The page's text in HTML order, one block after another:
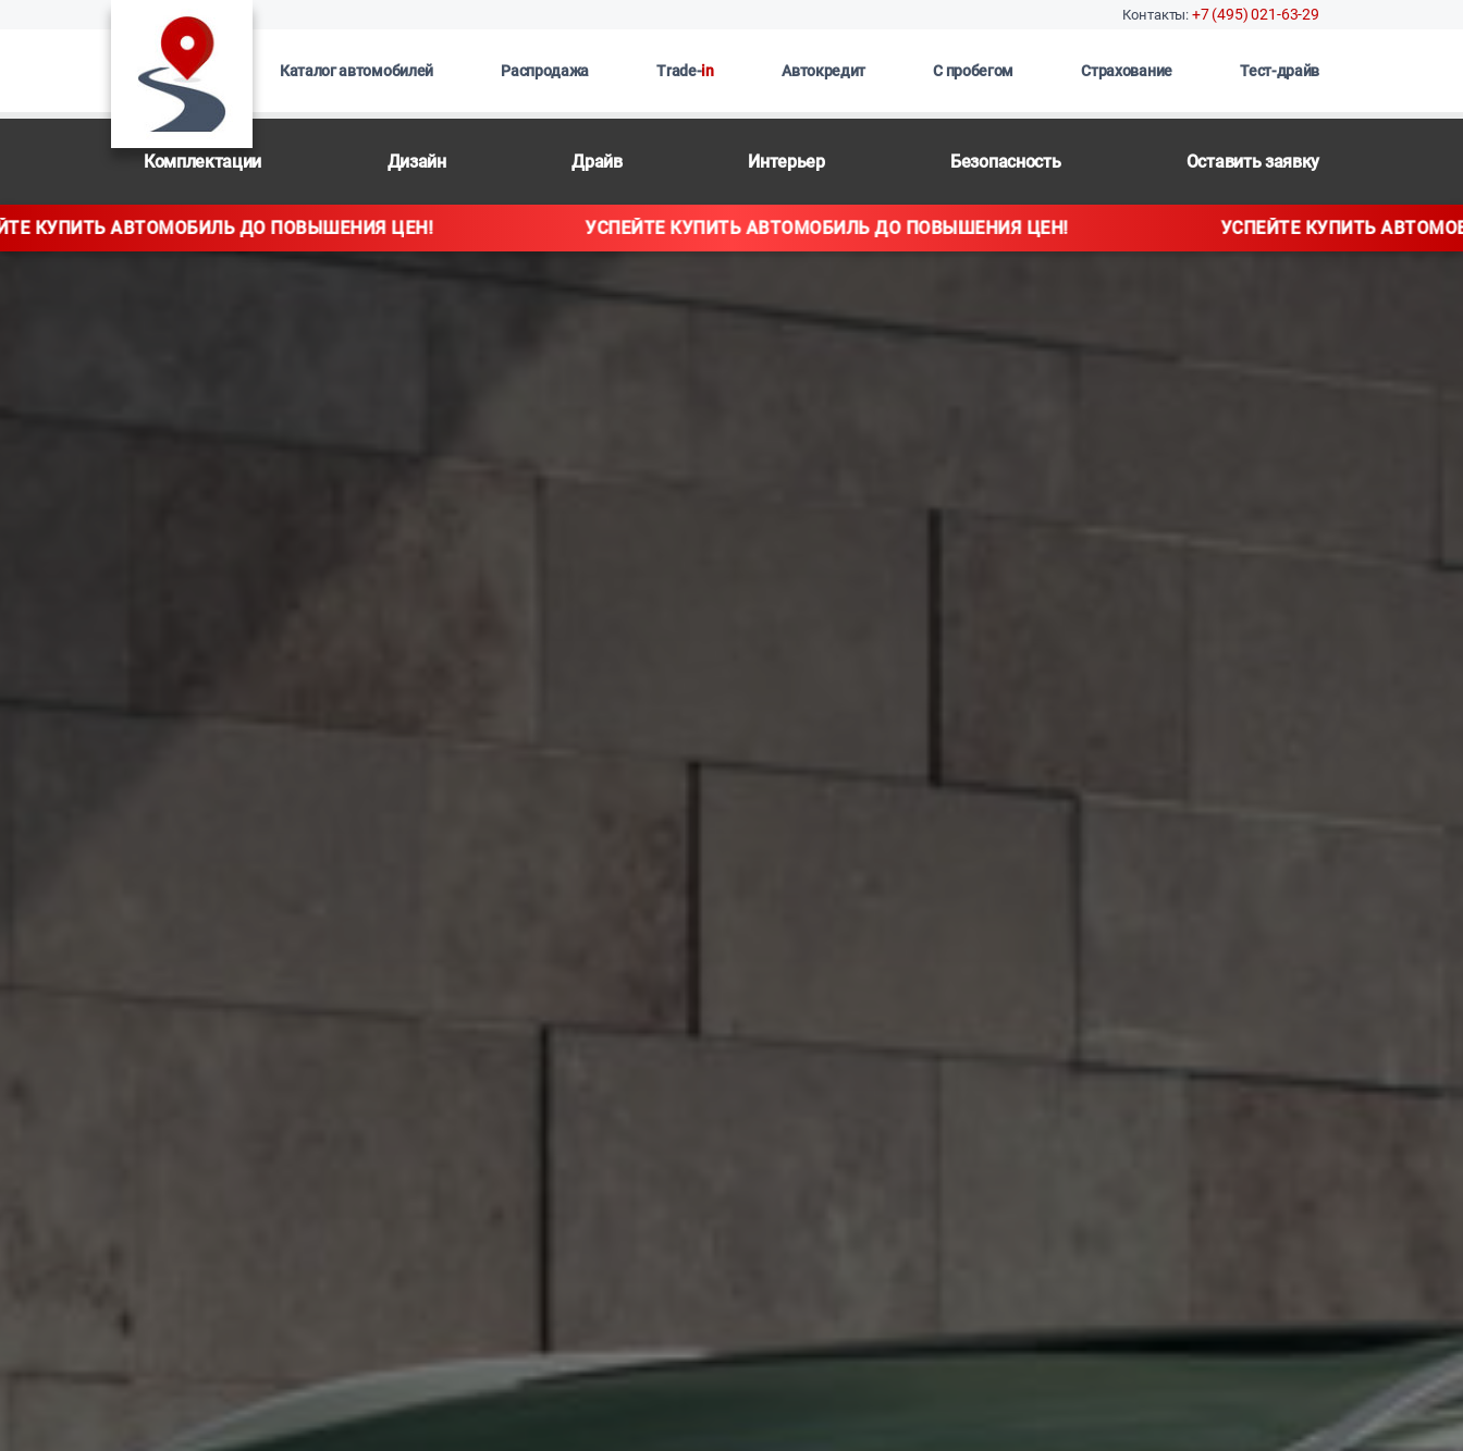
Контакты: +7 (495) 021-63-29
Каталог автомобилей Распродажа Trade-in Автокредит С пробегом Страхование Тест-драйв
Комплектации Дизайн Драйв Интерьер Безопасность Оставить заявку
ЦЕН! УСПЕЙТЕ КУПИТЬ АВТОМОБИЛЬ ДО ПОВЫШЕНИЯ ЦЕН! УСПЕЙТЕ КУПИТЬ АВТОМОБИЛЬ ДО ПОВЫШЕНИЯ ЦЕН!